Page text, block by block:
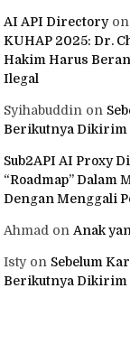
AI API Directoryon
KUHAP 2025: Dr.
Hakim Harus
Ilegal
Syihabuddin on
Berikutnya Dikirim
Sub2API AI Proxy
“Roadmap” Dalam
Dengan Menggali
Ahmad on Anak
Istyon Sebelum
Berikutnya Dikirim